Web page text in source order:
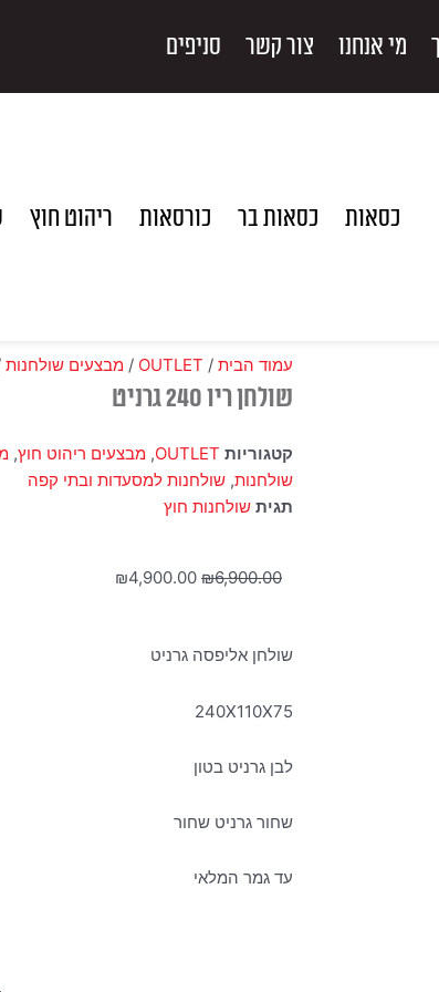
מי אנחנו צור קשר סניפים
כסאות כסאות בר כורסאות ריהוט חוץ
עמוד הבית /
OUTLET
/ מבצעים שולחנות
שולחן ריו 240 גרניט
קטגוריות OUTLET
, מבצעים ריהוט חוץ,
שולחנות, שולחנות למסעדות ובתי קפה
תגית שולחנות חוץ
₪6,900.00
המחיר
₪6,900.00.
₪4,900.00
שולחן אליפסה גרניט
240X110X75
לבן גרניט בטון
שחור גרניט שחור
עד גמר המלאי